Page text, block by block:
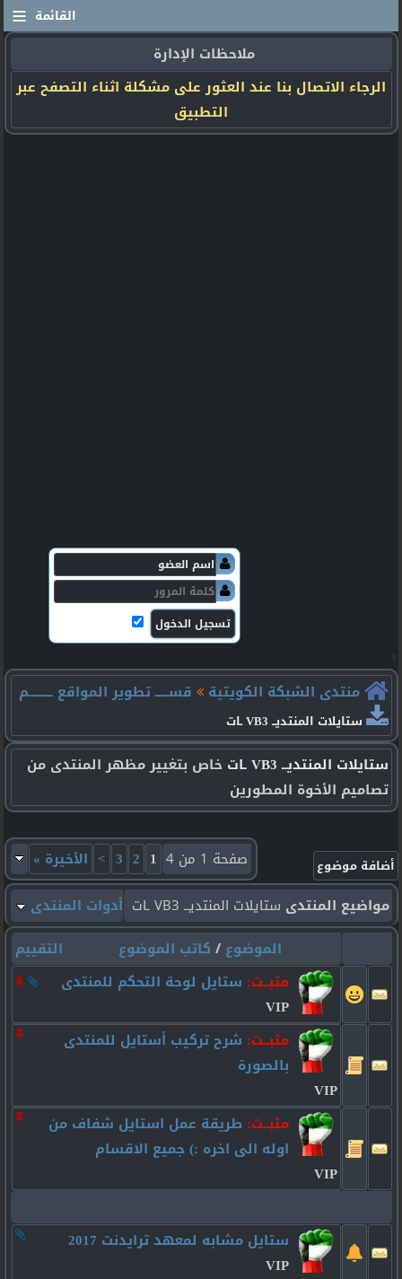
≡ القائمة
ملاحظات الإدارة
الرجاء الاتصال بنا عند العثور على مشكلة اثناء التصفح عبر
التطبيق
منتدى الشبكة الكويتية
قســـــ تطوير المواقع ـــــــــم
ستايلات المنتديــ VB3 ـات
ستايلات المنتديــ VB3 ـات
خاص بتغيير مظهر المنتدى من
تصاميم الأخوة المطورين
صفحة 1 من 4 1
2
3
> الأخيرة »
مواضيع المنتدى ستايلات المنتديــ VB3 ـات
أدوات المنتدى
التقييم
الموضوع / كاتب الموضوع
مثبــت: ستايل لوحة التحكم للمنتدى
VIP
مثبــت: شرح تركيب أستايل للمنتدى
بالصورة
VIP
مثبــت: طريقة عمل استايل شفاف من
اوله الى اخره :) جميع الاقسام
VIP
ستايل مشابه لمعهد ترايدنت 2017
VIP